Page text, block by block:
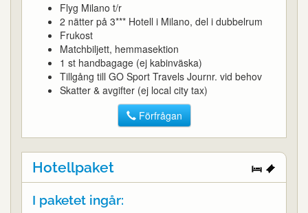
Flyg Milano t/r
2 nätter på 3*** Hotell i Milano, del i dubbelrum
Frukost
Matchbiljett, hemmasektion
1 st handbagage (ej kabinväska)
Tillgång till GO Sport Travels Journr. vid behov
Skatter & avgifter (ej local city tax)
Förfrågan
Hotellpaket
I paketet ingår: